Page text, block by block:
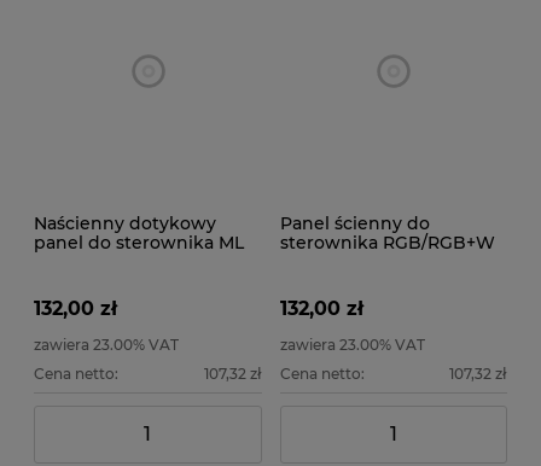
Naścienny dotykowy
panel do sterownika ML
132,00 zł
zawiera 23.00% VAT
Cena netto:
107,32 zł
Panel ścienny do
sterownika RGB/RGB+W
132,00 zł
zawiera 23.00% VAT
Cena netto:
107,32 zł